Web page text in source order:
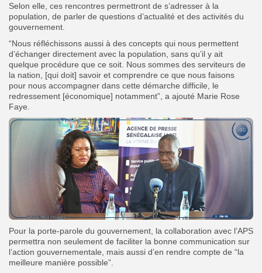
Selon elle, ces rencontres permettront de s’adresser à la
population, de parler de questions d’actualité et des activités du
gouvernement.
“Nous réfléchissons aussi à des concepts qui nous permettent
d’échanger directement avec la population, sans qu’il y ait
quelque procédure que ce soit. Nous sommes des serviteurs de
la nation, [qui doit] savoir et comprendre ce que nous faisons
pour nous accompagner dans cette démarche difficile, le
redressement [économique] notamment”, a ajouté Marie Rose
Faye.
Pour la porte-parole du gouvernement, la collaboration avec l’APS
permettra non seulement de faciliter la bonne communication sur
l’action gouvernementale, mais aussi d’en rendre compte de “la
meilleure manière possible”.